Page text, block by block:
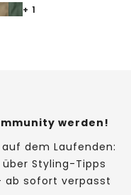
+ 1
werden!
dem Laufenden:
Styling-Tipps
ab sofort verpasst